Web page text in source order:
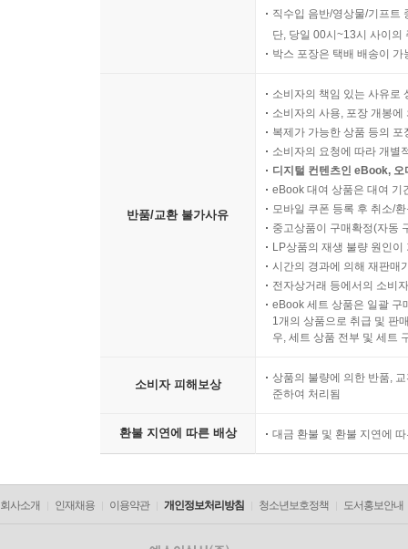
직수입 음반/영상물/기프트
단, 당일 00시~13시 사이의
박스 포장은 택배 배송이
반품/교환 불가사유
소비자의 책임 있는 사유로
소비자의 사용, 포장 개봉
복제가 가능한 상품 등의
소비자의 요청에 따라 개별
디지털 컨텐츠인 eBook,
eBook 대여 상품은 대여 기
모바일 쿠폰 등록 후 취소/
중고상품이 구매확정(자동
LP상품의 재생 불량 원인
시간의 경과에 의해 재판매
전자상거래 등에서의 소비
eBook 세트 상품은 일괄 구
1개의 상품으로 취급 및 판
우, 세트 상품 전부 및 세트
소비자 피해보상
상품의 불량에 의한 반품,
준하여 처리됨
환불 지연에 따른 배상 대금 환불 및 환불 지연에
회사소개 인재채용 이용약관 개인정보처리방침 청소년보호정책 도서홍보안내